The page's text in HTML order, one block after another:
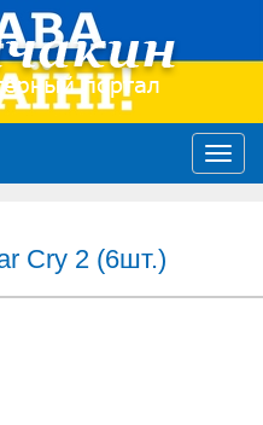
Cry 2 (6шт.)